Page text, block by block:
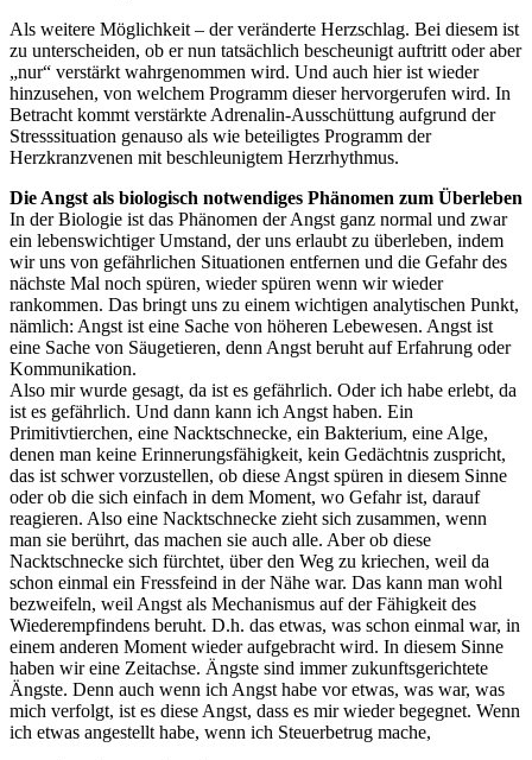
Als weitere Möglichkeit – der veränderte Herzschlag. Bei diesem ist
zu unterscheiden, ob er nun tatsächlich bescheunigt auftritt oder aber
„nur“ verstärkt wahrgenommen wird. Und auch hier ist wieder
hinzusehen, von welchem Programm dieser hervorgerufen wird. In
Betracht kommt verstärkte Adrenalin-Ausschüttung aufgrund der
Stresssituation genauso als wie beteiligtes Programm der
Herzkranzvenen mit beschleunigtem Herzrhythmus.
Die Angst als biologisch notwendiges Phänomen zum Überleben
In der Biologie ist das Phänomen der Angst ganz normal und zwar
ein lebenswichtiger Umstand, der uns erlaubt zu überleben, indem
wir uns von gefährlichen Situationen entfernen und die Gefahr des
nächste Mal noch spüren, wieder spüren wenn wir wieder
rankommen. Das bringt uns zu einem wichtigen analytischen Punkt,
nämlich: Angst ist eine Sache von höheren Lebewesen. Angst ist
eine Sache von Säugetieren, denn Angst beruht auf Erfahrung oder
Kommunikation.
Also mir wurde gesagt, da ist es gefährlich. Oder ich habe erlebt, da
ist es gefährlich. Und dann kann ich Angst haben. Ein
Primitivtierchen, eine Nacktschnecke, ein Bakterium, eine Alge,
denen man keine Erinnerungsfähigkeit, kein Gedächtnis zuspricht,
das ist schwer vorzustellen, ob diese Angst spüren in diesem Sinne
oder ob die sich einfach in dem Moment, wo Gefahr ist, darauf
reagieren. Also eine Nacktschnecke zieht sich zusammen, wenn
man sie berührt, das machen sie auch alle. Aber ob diese
Nacktschnecke sich fürchtet, über den Weg zu kriechen, weil da
schon einmal ein Fressfeind in der Nähe war. Das kann man wohl
bezweifeln, weil Angst als Mechanismus auf der Fähigkeit des
Wiederempfindens beruht. D.h. das etwas, was schon einmal war, in
einem anderen Moment wieder aufgebracht wird. In diesem Sinne
haben wir eine Zeitachse. Ängste sind immer zukunftsgerichtete
Ängste. Denn auch wenn ich Angst habe vor etwas, was war, was
mich verfolgt, ist es diese Angst, dass es mir wieder begegnet. Wenn
ich etwas angestellt habe, wenn ich Steuerbetrug mache,